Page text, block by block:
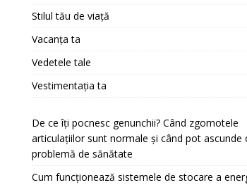
Stilul tău de viață
Vacanța ta
Vedetele tale
Vestimentația ta
De ce îți pocnesc genunchii? Când zgomotele
articulațiilor sunt normale și când pot ascunde
problemă de sănătate
Cum funcționează sistemele de stocare a